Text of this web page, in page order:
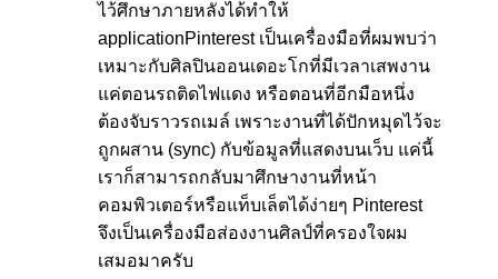
ไว้ศึกษาภายหลังได้ทำให้
applicationPinterest เป็นเครื่องมือที่ผมพบว่า
เหมาะกับศิลปินออนเดอะโกที่มีเวลาเสพงาน
แค่ตอนรถติดไฟแดง หรือตอนที่อีกมือหนึ่ง
ต้องจับราวรถเมล์ เพราะงานที่ได้ปักหมุดไว้จะ
ถูกผสาน (sync) กับข้อมูลที่แสดงบนเว็บ แค่นี้
เราก็สามารถกลับมาศึกษางานที่หน้า
คอมพิวเตอร์หรือแท็บเล็ตได้ง่ายๆ Pinterest
จึงเป็นเครื่องมือส่องงานศิลป์ที่ครองใจผม
เสมอมาครับ